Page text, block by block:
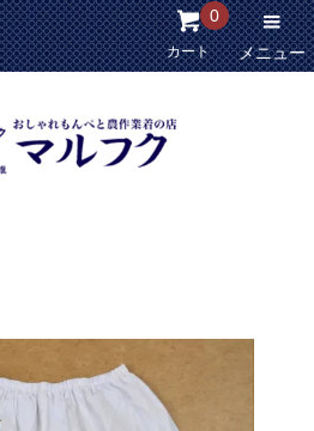
カート
0
メニュー